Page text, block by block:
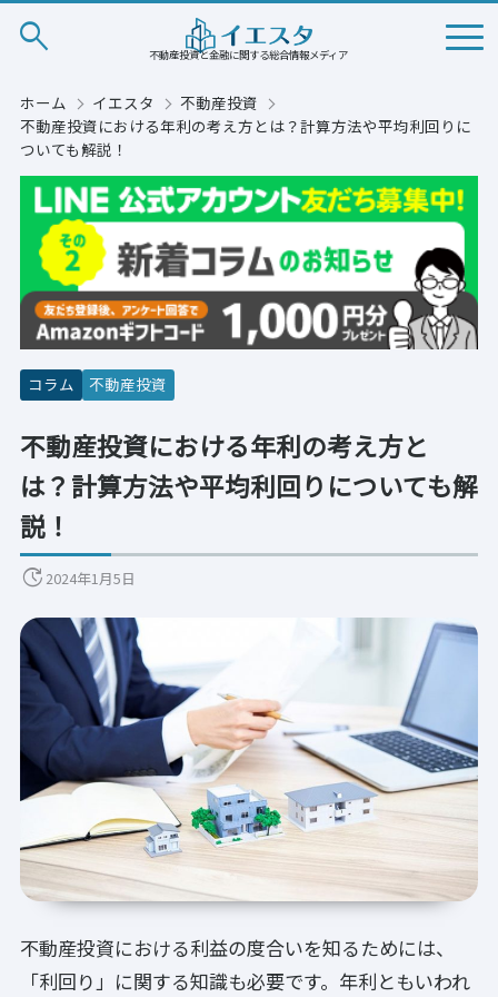
不動産投資と金融に関する総合情報メディア
search
ホーム イエスタ
不動産投資
不動産投資における年利の考え方とは？計算方法や平均利回りに
ついても解説！
コラム 不動産投資
不動産投資における年利の考え方と
は？計算方法や平均利回りについても解
説！
update 2024年1月5日
不動産投資における利益の度合いを知るためには、
「利回り」に関する知識も必要です。年利ともいわれ